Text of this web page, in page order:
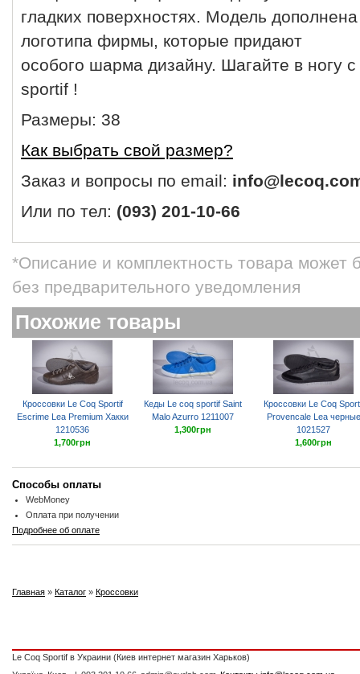
гладких поверхностях. Модель
логотипа фирмы, которые придают
особого шарма дизайну. Шагайте в ногу
sportif !
Размеры: 38
Как выбрать свой размер?
Заказ и вопросы по email:
Или по тел: (093) 201-10-66
*Описание и комплектность товара может
без предварительного уведомления
Похожие товары
Кроссовки Le Coq Sportif
Escrime Lea Premium Хакки
1210536
1,700грн
Кеды Le coq sportif Saint
Malo Azurro 1211007
1,300грн
Кроссовки Le Coq
Provencale Lea черные
1021527
1,600грн
Способы оплаты
WebMoney
Оплата при получении
Подробнее об оплате
Главная » Каталог » Кроссовки
Le Coq Sportif в Украини (Киев интернет магазин Харьков)